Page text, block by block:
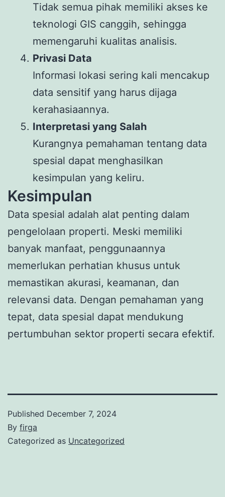
Tidak semua pihak memiliki akses ke
teknologi GIS canggih, sehingga
memengaruhi kualitas analisis.
Privasi Data
Informasi lokasi sering kali mencakup
data sensitif yang harus dijaga
kerahasiaannya.
Interpretasi yang Salah
Kurangnya pemahaman tentang data
spesial dapat menghasilkan
kesimpulan yang keliru.
Kesimpulan
Data spesial adalah alat penting dalam
pengelolaan properti. Meski memiliki
banyak manfaat, penggunaannya
memerlukan perhatian khusus untuk
memastikan akurasi, keamanan, dan
relevansi data. Dengan pemahaman yang
tepat, data spesial dapat mendukung
pertumbuhan sektor properti secara efektif.
Published December 7, 2024
By firga
Categorized as Uncategorized